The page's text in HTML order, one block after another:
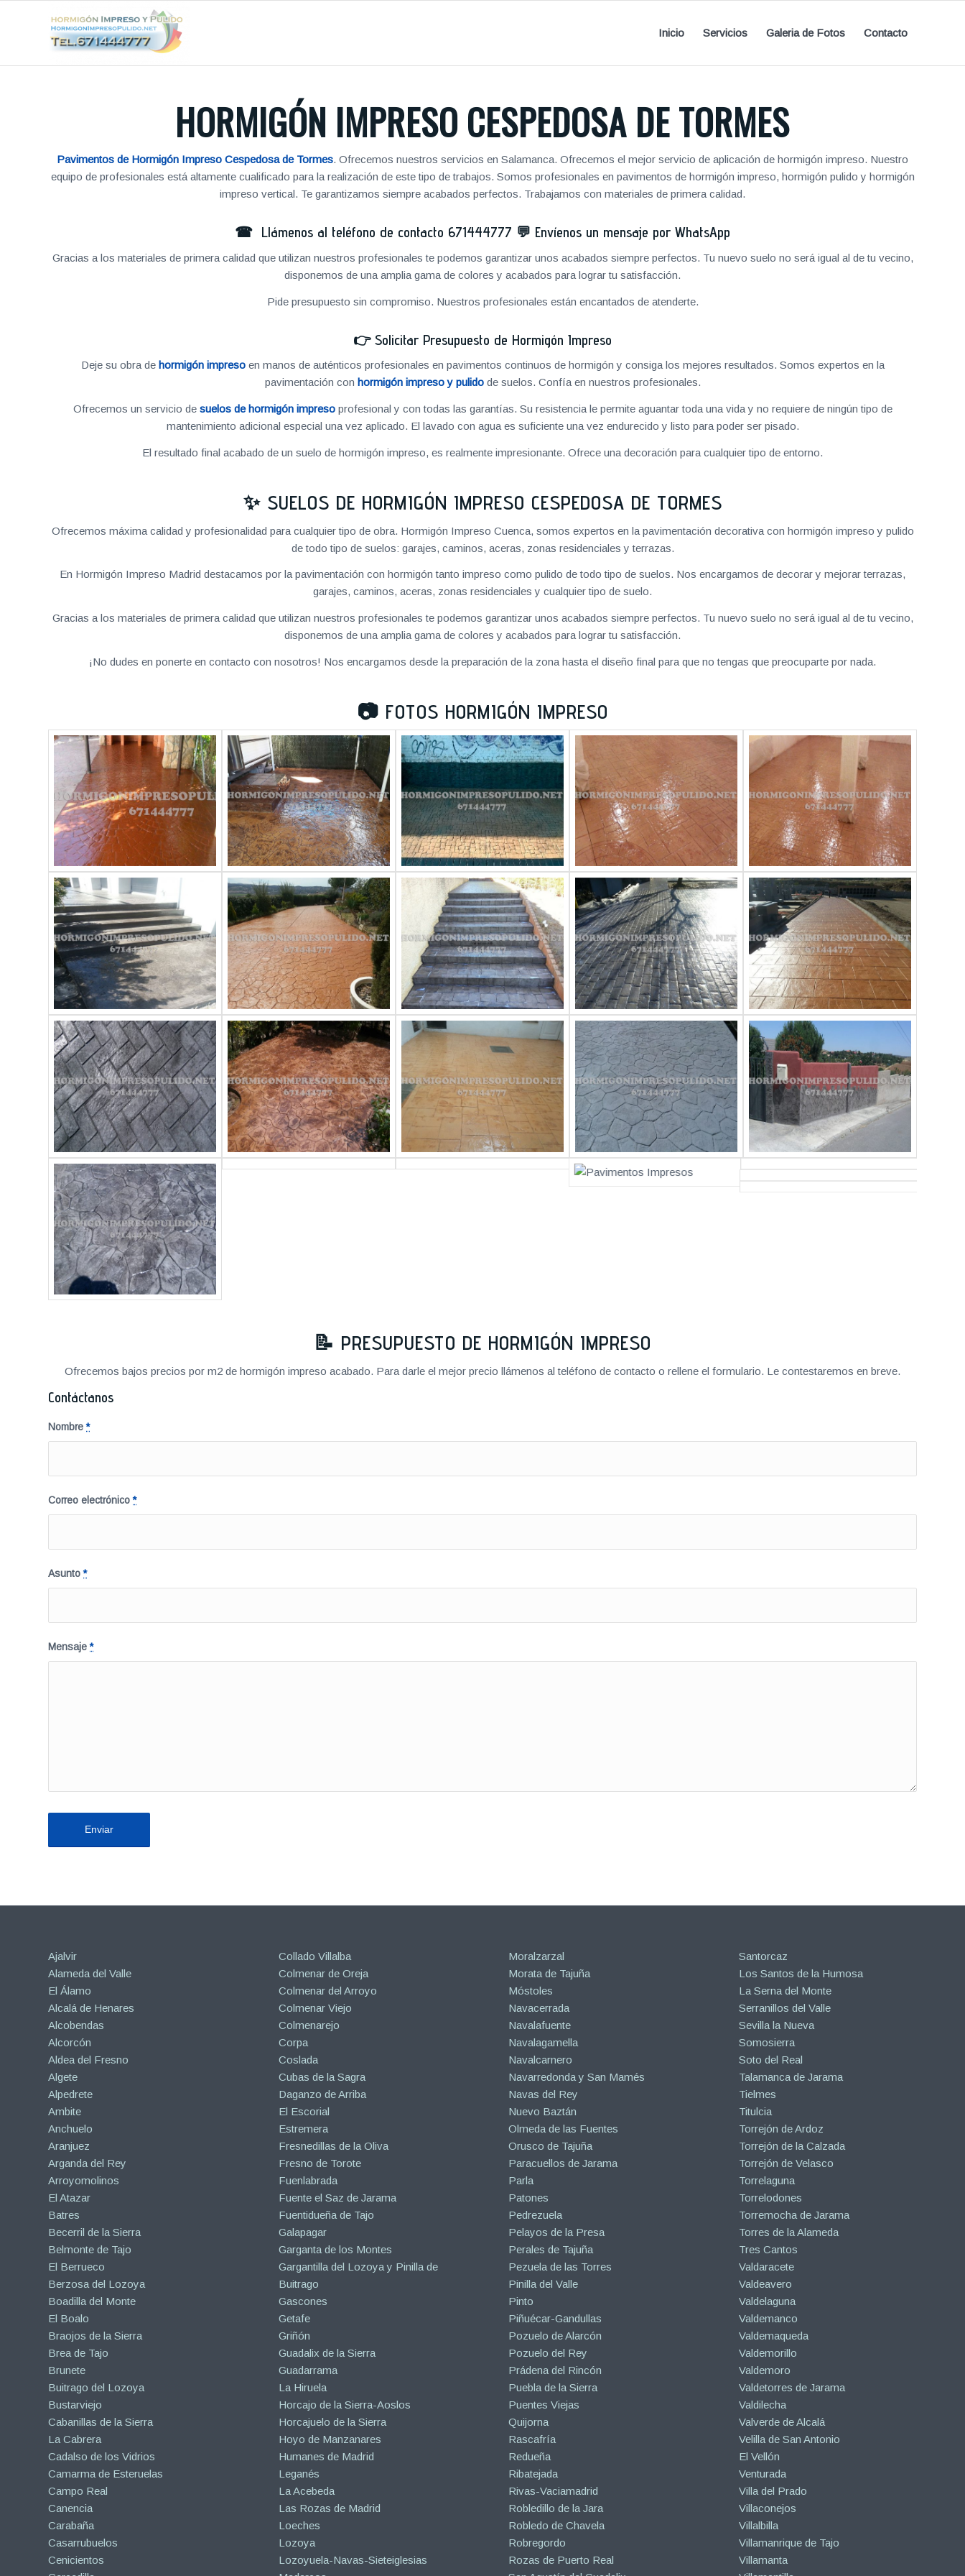
Inicio Servicios Galeria de Fotos Contacto
HORMIGÓN IMPRESO CESPEDOSA DE TORMES
Pavimentos de Hormigón Impreso Cespedosa de Tormes. Ofrecemos nuestros servicios en Salamanca. Ofrecemos el mejor servicio de aplicación de hormigón impreso. Nuestro
equipo de profesionales está altamente cualificado para la realización de este tipo de trabajos. Somos profesionales en pavimentos de hormigón impreso, hormigón pulido y hormigón
impreso vertical. Te garantizamos siempre acabados perfectos. Trabajamos con materiales de primera calidad.
☎ Llámenos al teléfono de contacto 671444777 💬 Envíenos un mensaje por WhatsApp
Gracias a los materiales de primera calidad que utilizan nuestros profesionales te podemos garantizar unos acabados siempre perfectos. Tu nuevo suelo no será igual al de tu vecino,
disponemos de una amplia gama de colores y acabados para lograr tu satisfacción.
Pide presupuesto sin compromiso. Nuestros profesionales están encantados de atenderte.
👉 Solicitar Presupuesto de Hormigón Impreso
Deje su obra de hormigón impresoen manos de auténticos profesionales en pavimentos continuos de hormigón y consiga los mejores resultados. Somos expertos en la
pavimentación con hormigón impreso y pulidode suelos. Confía en nuestros profesionales.
Ofrecemos un servicio de suelos de hormigón impresoprofesional y con todas las garantías. Su resistencia le permite aguantar toda una vida y no requiere de ningún tipo de
mantenimiento adicional especial una vez aplicado. El lavado con agua es suficiente una vez endurecido y listo para poder ser pisado.
El resultado final acabado de un suelo de hormigón impreso, es realmente impresionante. Ofrece una decoración para cualquier tipo de entorno.
✨ SUELOS DE HORMIGÓN IMPRESO CESPEDOSA DE TORMES
Ofrecemos máxima calidad y profesionalidad para cualquier tipo de obra. Hormigón Impreso Cuenca, somos expertos en la pavimentación decorativa con hormigón impreso y pulido
de todo tipo de suelos: garajes, caminos, aceras, zonas residenciales y terrazas.
En Hormigón Impreso Madrid destacamos por la pavimentación con hormigón tanto impreso como pulido de todo tipo de suelos. Nos encargamos de decorar y mejorar terrazas,
garajes, caminos, aceras, zonas residenciales y cualquier tipo de suelo.
Gracias a los materiales de primera calidad que utilizan nuestros profesionales te podemos garantizar unos acabados siempre perfectos. Tu nuevo suelo no será igual al de tu vecino,
disponemos de una amplia gama de colores y acabados para lograr tu satisfacción.
¡No dudes en ponerte en contacto con nosotros! Nos encargamos desde la preparación de la zona hasta el diseño final para que no tengas que preocuparte por nada.
📷 FOTOS HORMIGÓN IMPRESO
📝 PRESUPUESTO DE HORMIGÓN IMPRESO
Ofrecemos bajos precios por m2 de hormigón impreso acabado. Para darle el mejor precio llámenos al teléfono de contacto o rellene el formulario. Le contestaremos en breve.
Contáctanos
Nombre*
Correo electrónico*
Asunto*
Mensaje*
Ajalvir
Alameda del Valle
El Álamo
Alcalá de Henares
Alcobendas
Alcorcón
Aldea del Fresno
Algete
Alpedrete
Ambite
Anchuelo
Aranjuez
Arganda del Rey
Arroyomolinos
El Atazar
Batres
Becerril de la Sierra
Belmonte de Tajo
El Berrueco
Berzosa del Lozoya
Boadilla del Monte
El Boalo
Braojos de la Sierra
Brea de Tajo
Brunete
Buitrago del Lozoya
Bustarviejo
Cabanillas de la Sierra
La Cabrera
Cadalso de los Vidrios
Camarma de Esteruelas
Campo Real
Canencia
Carabaña
Casarrubuelos
Cenicientos
Collado Villalba
Colmenar de Oreja
Colmenar del Arroyo
Colmenar Viejo
Colmenarejo
Corpa
Coslada
Cubas de la Sagra
Daganzo de Arriba
El Escorial
Estremera
Fresnedillas de la Oliva
Fresno de Torote
Fuenlabrada
Fuente el Saz de Jarama
Fuentidueña de Tajo
Galapagar
Garganta de los Montes
Gargantilla del Lozoya y Pinilla de
Buitrago
Gascones
Getafe
Griñón
Guadalix de la Sierra
Guadarrama
La Hiruela
Horcajo de la Sierra-Aoslos
Horcajuelo de la Sierra
Hoyo de Manzanares
Humanes de Madrid
Leganés
La Acebeda
Las Rozas de Madrid
Loeches
Lozoya
Lozoyuela-Navas-Sieteiglesias
Moralzarzal
Morata de Tajuña
Móstoles
Navacerrada
Navalafuente
Navalagamella
Navalcarnero
Navarredonda y San Mamés
Navas del Rey
Nuevo Baztán
Olmeda de las Fuentes
Orusco de Tajuña
Paracuellos de Jarama
Parla
Patones
Pedrezuela
Pelayos de la Presa
Perales de Tajuña
Pezuela de las Torres
Pinilla del Valle
Pinto
Piñuécar-Gandullas
Pozuelo de Alarcón
Pozuelo del Rey
Prádena del Rincón
Puebla de la Sierra
Puentes Viejas
Quijorna
Rascafría
Redueña
Ribatejada
Rivas-Vaciamadrid
Robledillo de la Jara
Robledo de Chavela
Robregordo
Rozas de Puerto Real
Santorcaz
Los Santos de la Humosa
La Serna del Monte
Serranillos del Valle
Sevilla la Nueva
Somosierra
Soto del Real
Talamanca de Jarama
Tielmes
Titulcia
Torrejón de Ardoz
Torrejón de la Calzada
Torrejón de Velasco
Torrelaguna
Torrelodones
Torremocha de Jarama
Torres de la Alameda
Tres Cantos
Valdaracete
Valdeavero
Valdelaguna
Valdemanco
Valdemaqueda
Valdemorillo
Valdemoro
Valdetorres de Jarama
Valdilecha
Valverde de Alcalá
Velilla de San Antonio
El Vellón
Venturada
Villa del Prado
Villaconejos
Villalbilla
Villamanrique de Tajo
Villamanta